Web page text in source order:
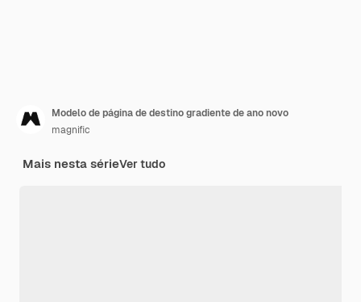
Modelo de página de destino gradiente de ano novo
magnific
Mais nesta sérieVer tudo